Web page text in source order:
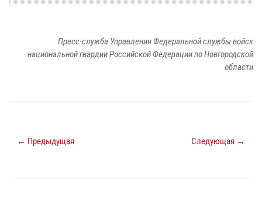
Пресс-служба Управления Федеральной службы войск
национальной гвардии Российской Федерации по Новгородской
области
← Предыдущая Следующая →